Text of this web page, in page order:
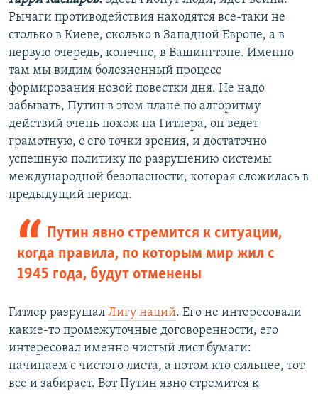
Рычаги противодействия находятся все-таки не
столько в Киеве, сколько в Западной Европе, а в
первую очередь, конечно, в Вашингтоне. Именно
там мы видим болезненный процесс
формирования новой повестки дня. Не надо
забывать, Путин в этом плане по алгоритму
действий очень похож на Гитлера, он ведет
грамотную, с его точки зрения, и достаточно
успешную политику по разрушению системы
международной безопасности, которая сложилась в
предыдущий период.
Путин явно стремится к ситуации,
когда правила, по которым мир жил с
1945 года, будут отменены
Гитлер разрушал Лигу наций. Его не интересовали
какие-то промежуточные договоренности, его
интересовал именно чистый лист бумаги:
начинаем с чистого листа, а потом кто сильнее, тот
все и забирает. Вот Путин явно стремится к